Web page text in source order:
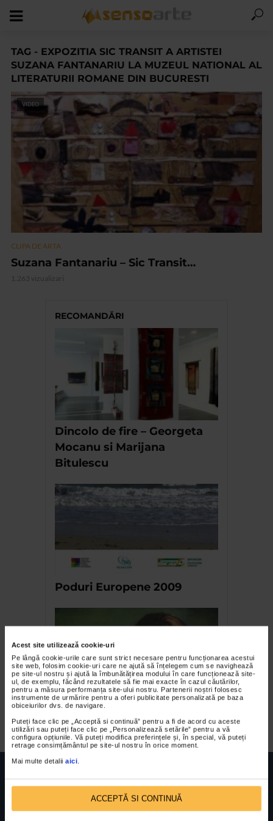
Acest site utilizează cookie-uri
Pe lângă cookie-urile care sunt strict necesare pentru funcționarea acestui
site web, folosim cookie-uri care ne ajută să înțelegem cum se navighează
pe site-ul nostru și ajută la îmbunătățirea modului în care funcționează site-
ul, de exemplu, făcând rezultatele să fie mai exacte în cazul căutărilor,
pentru a măsura performanța site-ului nostru. Partenerii noștri folosesc
instrumente de urmărire pentru a oferi publicitate personalizată pe baza
obiceiurilor dvs. de navigare.
Puteți face clic pe „Acceptă si continuă” pentru a fi de acord cu aceste
utilizări sau puteți face clic pe „Personalizează setările” pentru a vă
configura opțiunile. Vă puteți modifica preferințele și, în special, vă puteți
retrage consimțământul pe site-ul nostru în orice moment.
Mai multe detalii aici
ACCEPTĂ SI CONTINUĂ
TAG - EXPOZITIA SIC TRANSIT A ARTISTEI
SUZANA FANTANARIU LA MUZEUL NATIONAL AL
LITERATURII ROMANE DIN BUCURESTI
VIDEO
CLIPA DE ARTA
Suzana Fantanariu – Sic Transit…
1.263 vizualizari
RECOMANDĂRI
Dincolo de fire – Georgeta
Mocanu si Marijana
Bitulescu
Poduri Europene 2009
Anca Bodea – Persona